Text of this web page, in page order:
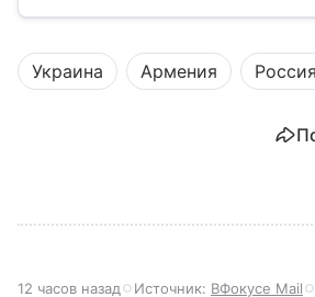
масштабах всей страны.
Украина Армения Россия
12 часов назад Источник: ВФокусе Mail